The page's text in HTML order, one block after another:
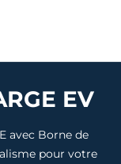
EV
avec Borne de
pour votre